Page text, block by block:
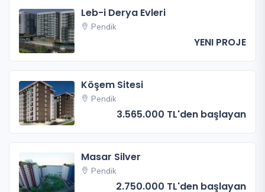
Leb-i Derya Evleri
Pendik
YENI PROJE
Köşem Sitesi
Pendik
3.565.000 TL'den başlayan
Masar Silver
Pendik
2.750.000 TL'den başlayan